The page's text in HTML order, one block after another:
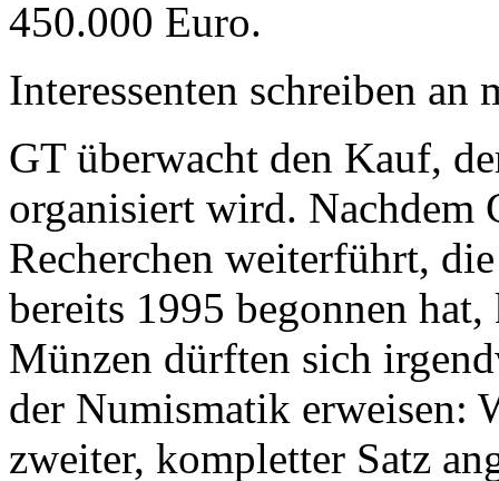
450.000 Euro.
Interessenten schreiben
GT überwacht den Kauf,
organisiert wird. Nachdem
Recherchen weiterführt,
bereits 1995 begonnen
Münzen dürften sich
der Numismatik erweisen:
zweiter, kompletter Satz